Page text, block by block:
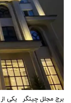
برج مجلل چیتگر یکی از